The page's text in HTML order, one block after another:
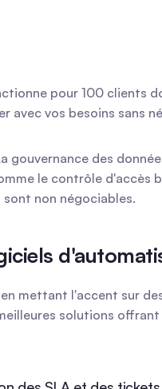
pour 100
avec vos besoins sans
gouvernance des
le contrôle d'accès
non négociables.
mettant l'accent sur
solutions